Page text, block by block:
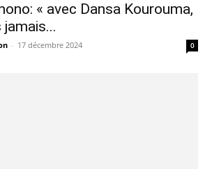
« avec Dansa Kourouma,
jamais...
- 17 décembre 2024 0